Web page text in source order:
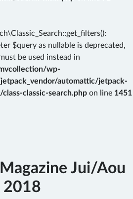
$query as nullable is deprecated,
be used instead in
wp-
automattic/jetpack-
classic-search.php on line 1451
Jui/Aou
2018